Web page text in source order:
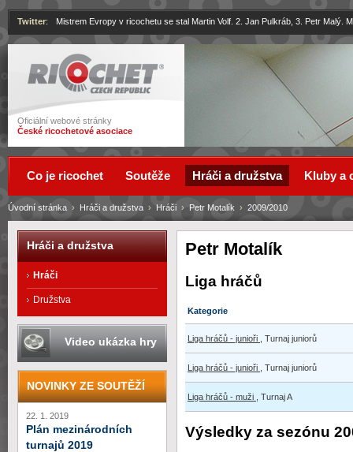
Ricochet
Oficiální webové stránky
České ricochetové asociace
Twitter: Mistrem Evropy v ricochetu se stal Martin Volf. 2. Jan Pulkráb, 3. Petr Malý.
Petr Motalík
Liga hráčů
Kategorie
Liga hráčů - junioři , Turnaj juniorů
Liga hráčů - junioři , Turnaj juniorů
Liga hráčů - muži , Turnaj A
Výsledky za sezónu
Úvodní stránka › Hráči a družstva › Hráči › Petr Motalík › 2009/2010
Co je ricochet Soutěže Hráči a družstva Kluby a
Hráči a družstva
Hráči
Družstva
Video ukázka hry
NOVINKY ZE SOUTĚŽÍ
22. 1. 2019
Plán mezinárodních
turnajů 2019